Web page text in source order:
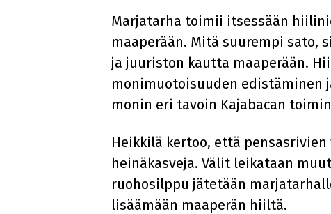
Marjatarha toimii itsessään
maaperään. Mitä suurempi sato,
ja juuriston kautta maaperään.
monimuotoisuuden edistäminen
monin eri tavoin Kajabacan
Heikkilä kertoo, että
heinäkasveja. Välit leikataan
ruohosilppu jätetään
lisäämään maaperän hiiltä.